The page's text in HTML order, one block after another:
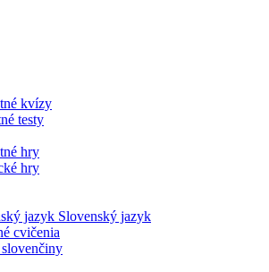
kvízy
testy
hry
hry
Slovenský jazyk
cvičenia